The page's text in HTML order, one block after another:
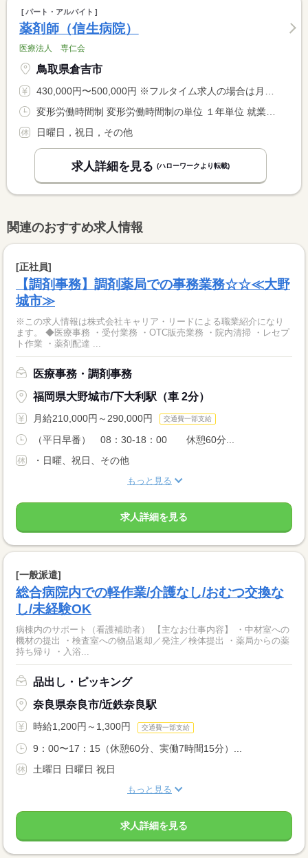
パート・アルバイト
薬剤師（信生病院）
医療法人 専仁会
鳥取県倉吉市
430,000円〜500,000円 ※フルタイム求人の場合は月額（換算額）、パート求人の場合は時間額を表示しています。
日曜日，祝日，その他
求人詳細を見る (ハローワークより転載)
関連のおすすめ求人情報
[正社員]
【調剤事務】調剤薬局での事務業務☆☆≪大野
城市≫
※この求人情報は株式会社キャリア・リードによる職業紹介になり
ます。 ◆医療事務 ・受付業務 ・OTC販売業務 ・院内清掃 ・レセプ
ト作業 ・薬剤配達 ...
医療事務・調剤事務
福岡県大野城市/下大利駅（車 2分）
月給210,000円～290,000円 交通費一部支給
（平日早番） 08：30-18：00 休憩60分...
・日曜、祝日、その他
もっと見る
求人詳細を見る
[一般派遣]
総合病院内での軽作業/介護なし/おむつ交換な
し/未経験OK
病棟内のサポート（看護補助者） 【主なお仕事内容】 ・中材室への
機材の提出 ・検査室への物品返却／発注／検体提出 ・薬局からの薬
持ち帰り ・入浴...
品出し・ピッキング
奈良県奈良市/近鉄奈良駅
時給1,200円～1,300円 交通費一部支給
9：00〜17：15（休憩60分、実働7時間15分）...
土曜日 日曜日 祝日
もっと見る
求人詳細を見る